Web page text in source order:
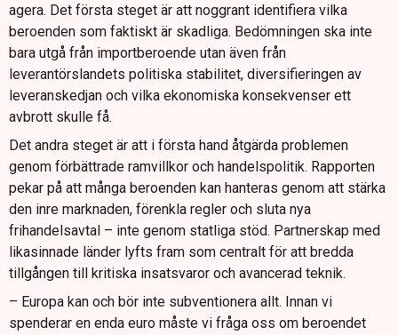
agera. Det första steget är att noggrant identifiera vilka
beroenden som faktiskt är skadliga. Bedömningen ska inte
bara utgå från importberoende utan även från
leverantörslandets politiska stabilitet, diversifieringen av
leveranskedjan och vilka ekonomiska konsekvenser ett
avbrott skulle få.
Det andra steget är att i första hand åtgärda problemen
genom förbättrade ramvillkor och handelspolitik. Rapporten
pekar på att många beroenden kan hanteras genom att stärka
den inre marknaden, förenkla regler och sluta nya
frihandelsavtal – inte genom statliga stöd. Partnerskap med
likasinnade länder lyfts fram som centralt för att bredda
tillgången till kritiska insatsvaror och avancerad teknik.
– Europa kan och bör inte subventionera allt. Innan vi
spenderar en enda euro måste vi fråga oss om beroendet